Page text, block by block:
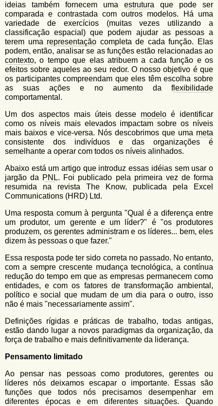
ideias também fornecem uma estrutura que pode ser
comparada e contrastada com outros modelos. Há uma
variedade de exercícios (muitas vezes utilizando a
classificação espacial) que podem ajudar as pessoas a
terem uma representação completa de cada função. Elas
podem, então, analisar se as funções estão relacionadas ao
contexto, o tempo que elas atribuem a cada função e os
efeitos sobre aqueles ao seu redor. O nosso objetivo é que
os participantes compreendam que eles têm escolha sobre
as suas ações e no aumento da flexibilidade
comportamental.
Um dos aspectos mais úteis desse modelo é identificar
como os níveis mais elevados impactam sobre os níveis
mais baixos e vice-versa. Nós descobrimos que uma meta
consistente dos indivíduos e das organizações é
semelhante a operar com todos os níveis alinhados.
Abaixo está um artigo que introduz essas idéias sem usar o
jargão da PNL. Foi publicado pela primeira vez de forma
resumida na revista The Know, publicada pela Excel
Communications (HRD) Ltd.
Uma resposta comum à pergunta "Qual é a diferença entre
um produtor, um gerente e um líder?" é "os produtores
produzem, os gerentes administram e os líderes... bem, eles
dizem às pessoas o que fazer."
Essa resposta pode ter sido correta no passado. No entanto,
com a sempre crescente mudança tecnológica, a contínua
redução do tempo em que as empresas permanecem como
entidades, e com os fatores de transformação ambiental,
político e social que mudam de um dia para o outro, isso
não é mais "necessariamente assim".
Definições rígidas e práticas de trabalho, todas antigas,
estão dando lugar a novos paradigmas da organização, da
força de trabalho e mais definitivamente da liderança.
Pensamento limitado
Ao pensar nas pessoas como produtores, gerentes ou
líderes nós deixamos escapar o importante. Essas são
funções que todos nós precisamos desempenhar em
diferentes épocas e em diferentes situações. Quando